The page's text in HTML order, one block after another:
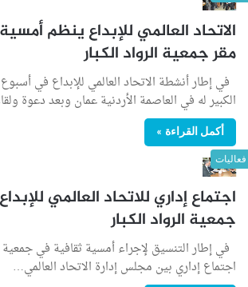
الاتحاد العالمي للإبداع ينظم
مقر جمعية الرواد الكبار
في إطار أنشطة الاتحاد العالمي للإبداع في
الكبير له في العاصمة الأردنية عمان وبعد دعوة
أكمل القراءة »
فعاليات
اجتماع إداري للاتحاد العالمي
جمعية الرواد الكبار
في إطار التنسيق لإجراء أمسية ثقافية في جمعية
اجتماع إداري بين مجلس إدارة الاتحاد العالمي…